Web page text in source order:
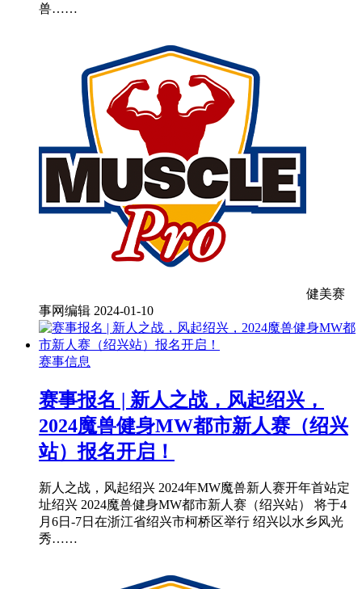
兽……
健美赛
事网编辑 2024-01-10
赛事信息
赛事报名 | 新人之战，风起绍兴，
2024魔兽健身MW都市新人赛（绍兴
站）报名开启！
新人之战，风起绍兴 2024年MW魔兽新人赛开年首站定
址绍兴 2024魔兽健身MW都市新人赛（绍兴站） 将于4
月6日-7日在浙江省绍兴市柯桥区举行 绍兴以水乡风光
秀……